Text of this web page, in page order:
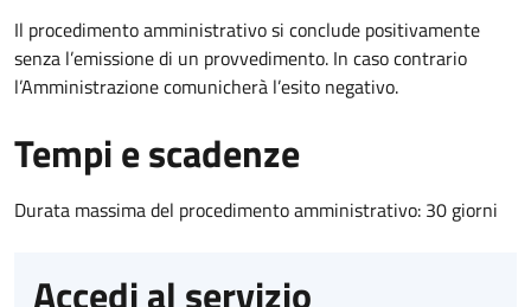
Il procedimento amministrativo si conclude positivamente
senza l’emissione di un provvedimento. In caso contrario
l’Amministrazione comunicherà l’esito negativo.
Tempi e scadenze
Durata massima del procedimento amministrativo: 30 giorni
Accedi al servizio